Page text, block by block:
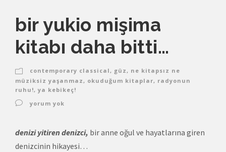
bir yukio mişima
kitabı daha bitti…
contemporary classical, güz, ne kitapsız ne
müziksiz yaşanmaz , okuduğum kitaplar, radyonun
ruhu!, ya kebikeç!
yorum yok
denizi yitiren denizci, bir anne oğul ve hayatlarına giren
denizcinin hikayesi…